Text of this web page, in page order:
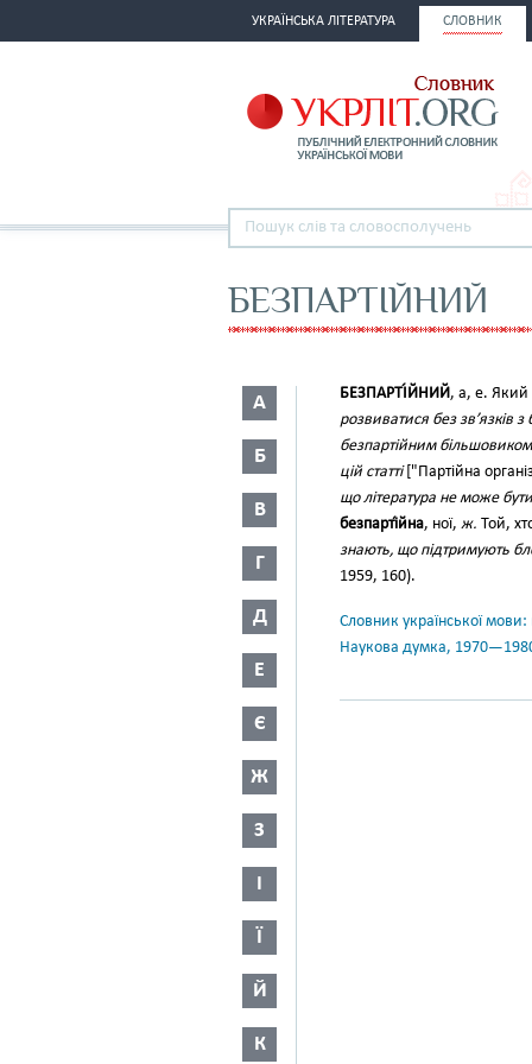
УКРАЇНСЬКА ЛІТЕРАТУРА СЛОВНИК
БЕЗПАРТІЙНИЙ
А
Б
В
Г
Д
Е
Є
Ж
З
І
Ї
Й
К
БЕЗПАРТІ́ЙНИЙ, а, е. Який
розвиватися без зв’язків
безпартійним більшовиком
цій статті["Партійна
що література не може
безпарті́йна, ної, ж. Той,
знають, що підтримують
1959, 160).
Словник української
Наукова думка,